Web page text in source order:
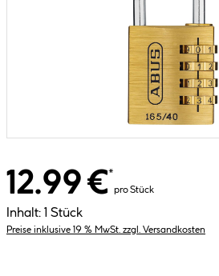
12.99 €*
pro Stück
Inhalt: 1 Stück
Preise inklusive 19 % MwSt. zzgl. Versandkosten